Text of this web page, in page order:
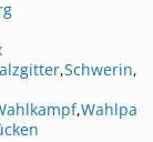
,Schwerin,
,Wahlpa